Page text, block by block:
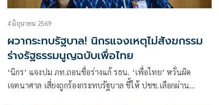
4 มิถุนายน 2569
ผวากระทบรัฐบาล! นิกรแจงเหตุไม่สังฆกรรม
ร่างรัฐธรรมนูญฉบับเพื่อไทย
‘นิกร’ แจงปม ภท.ถอนชื่อร่างแก้ รธน. ‘เพื่อไทย’ หวั่นผิด
เจตนาศาล เสี่ยงถูกร้องกระทบรัฐบาล ชี้ให้ ปชช.เลือกผ่าน